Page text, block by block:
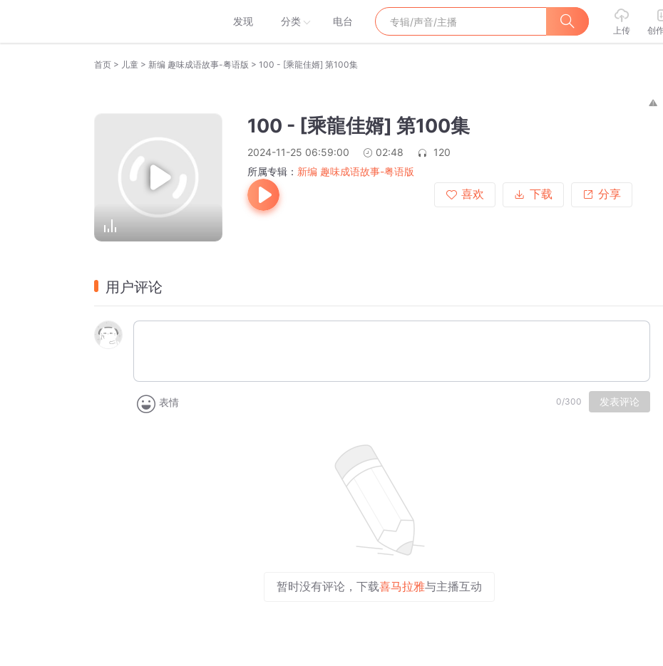
发现 分类 电台
上传 创
首页 > 儿童 > 新编 趣味成语故事-粤语版 > 100 - [乘龍佳婿] 第100集
100 - [乘龍佳婿] 第100集
2024-11-25 06:59:00 02:48
120
所属专辑： 新编 趣味成语故事-粤语版
喜欢
下载 分享
用户评论
表情 0/300 发表评论
暂时没有评论，下载喜马拉雅与主播互动